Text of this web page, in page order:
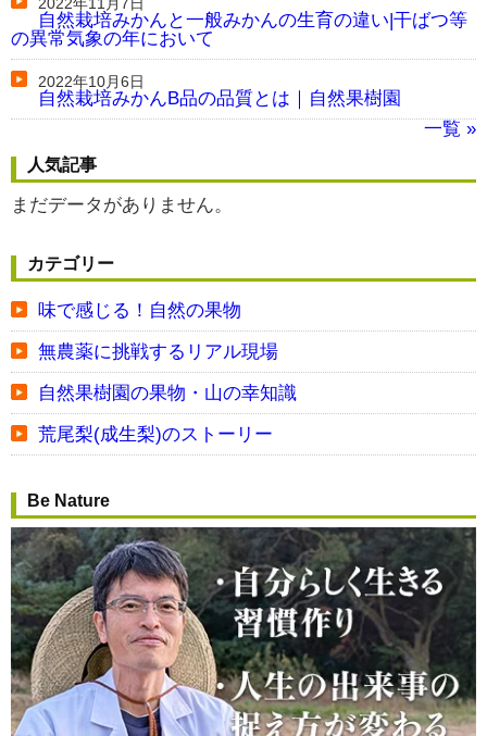
2022年11月7日
自然栽培みかんと一般みかんの生育の違い|干ばつ等
の異常気象の年において
2022年10月6日
自然栽培みかんB品の品質とは｜自然果樹園
一覧 »
人気記事
まだデータがありません。
カテゴリー
味で感じる！自然の果物
無農薬に挑戦するリアル現場
自然果樹園の果物・山の幸知識
荒尾梨(成生梨)のストーリー
Be Nature